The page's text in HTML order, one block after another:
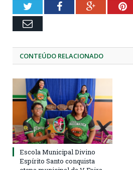
TwitterFacebookGoogle+
Email
CONTEÚDO RELACIONADO
Escola Municipal Divino
Espírito Santo conquista